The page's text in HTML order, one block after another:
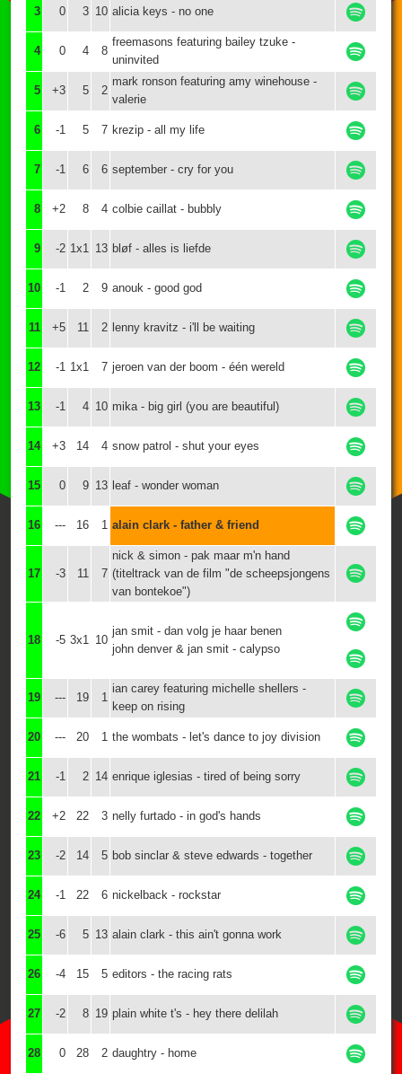
3 0 3 10 alicia keys - no one
4 0 4 8
freemasons featuring bailey tzuke -
uninvited
5 +3 5 2
mark ronson featuring amy winehouse -
valerie
6 -1 5 7 krezip - all my life
7 -1 6 6 september - cry for you
8 +2 8 4 colbie caillat - bubbly
9 -2 1x1 13 bløf - alles is liefde
10 -1 2 9 anouk - good god
11 +5 11 2 lenny kravitz - i'll be waiting
12 -1 1x1 7 jeroen van der boom - één wereld
13 -1 4 10 mika - big girl (you are beautiful)
14 +3 14 4 snow patrol - shut your eyes
15 0 9 13 leaf - wonder woman
16 --- 16 1 alain clark - father & friend
17 -3 11 7
nick & simon - pak maar m'n hand
(titeltrack van de film "de scheepsjongens
van bontekoe")
18 -5 3x1 10
jan smit - dan volg je haar benen
john denver & jan smit - calypso
19 --- 19 1
ian carey featuring michelle shellers -
keep on rising
20 --- 20 1 the wombats - let's dance to joy division
21 -1 2 14 enrique iglesias - tired of being sorry
22 +2 22 3 nelly furtado - in god's hands
23 -2 14 5 bob sinclar & steve edwards - together
24 -1 22 6 nickelback - rockstar
25 -6 5 13 alain clark - this ain't gonna work
26 -4 15 5 editors - the racing rats
27 -2 8 19 plain white t's - hey there delilah
28 0 28 2 daughtry - home